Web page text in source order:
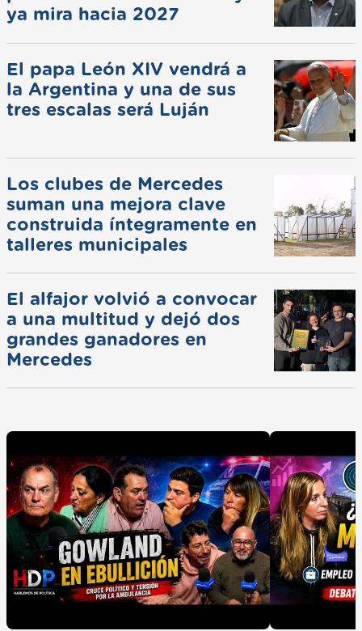
ya mira hacia 2027
El papa León XIV vendrá a
la Argentina y una de sus
tres escalas será Luján
Los clubes de Mercedes
suman una mejora clave
construida íntegramente en
talleres municipales
El alfajor volvió a convocar
a una multitud y dejó dos
grandes ganadores en
Mercedes